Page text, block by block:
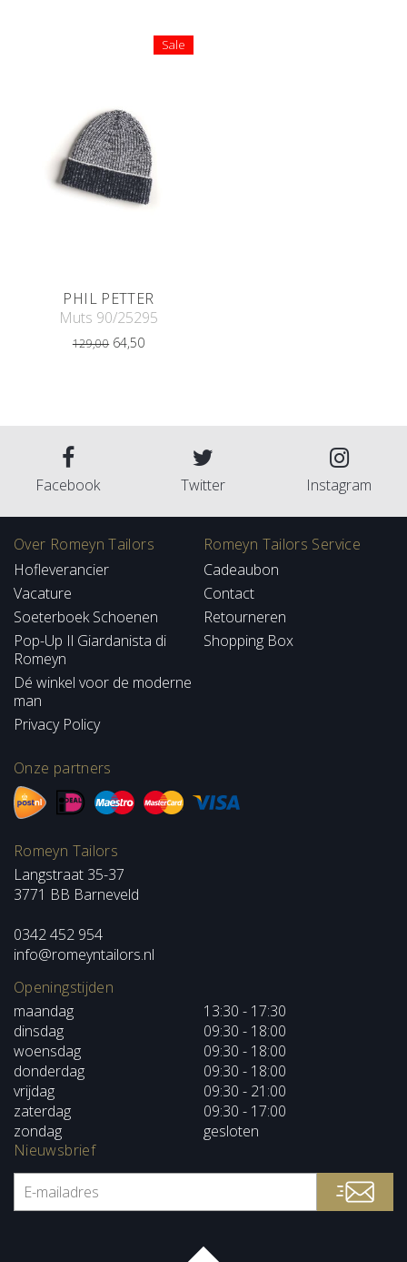
PHIL PETTER
Muts 90/25295
129,00 64,50
Sale
Facebook Twitter Instagram
Over Romeyn Tailors
Hofleverancier
Vacature
Soeterboek Schoenen
Pop-Up Il Giardanista di
Romeyn
Dé winkel voor de moderne
man
Privacy Policy
Romeyn Tailors Service
Cadeaubon
Contact
Retourneren
Shopping Box
Onze partners
Romeyn Tailors
Langstraat 35-37
3771 BB Barneveld
0342 452 954
info@romeyntailors.nl
Openingstijden
maandag
13:30 - 17:30
dinsdag
09:30 - 18:00
woensdag
09:30 - 18:00
donderdag
09:30 - 18:00
vrijdag
09:30 - 21:00
zaterdag
09:30 - 17:00
zondag
gesloten
Nieuwsbrief